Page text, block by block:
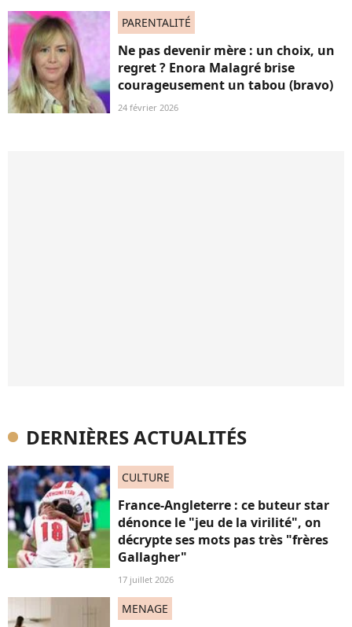
PARENTALITÉ
Ne pas devenir mère : un choix, un
regret ? Enora Malagré brise
courageusement un tabou (bravo)
24 février 2026
DERNIÈRES ACTUALITÉS
CULTURE
France-Angleterre : ce buteur star
dénonce le "jeu de la virilité", on
décrypte ses mots pas très "frères
Gallagher"
17 juillet 2026
MENAGE